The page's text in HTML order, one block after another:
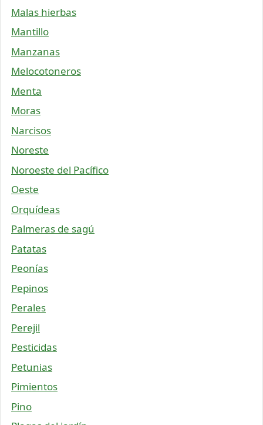
Malas hierbas
Mantillo
Manzanas
Melocotoneros
Menta
Moras
Narcisos
Noreste
Noroeste del Pacífico
Oeste
Orquídeas
Palmeras de sagú
Patatas
Peonías
Pepinos
Perales
Perejil
Pesticidas
Petunias
Pimientos
Pino